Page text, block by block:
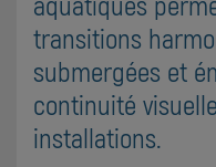
transitions
submergées et
continuité
installations.